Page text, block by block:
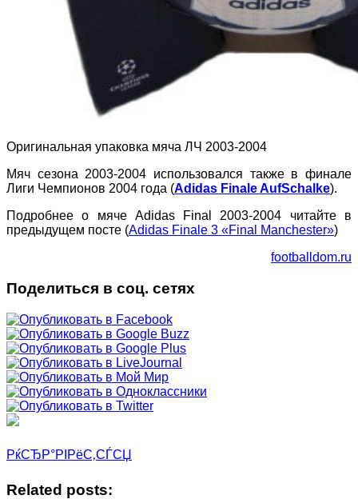
Оригинальная упаковка мяча ЛЧ 2003-2004
Мяч сезона 2003-2004 использовался также в финале
Лиги Чемпионов 2004 года (Adidas Finale AufSchalke).
Подробнее о мяче Adidas Final 2003-2004 читайте в
предыдущем посте (Adidas Finale 3 «Final Manchester»)
footballdom.ru
Поделиться в соц. сетях
РќСЂР°РІРёС‚СЃСЏ
Related posts: